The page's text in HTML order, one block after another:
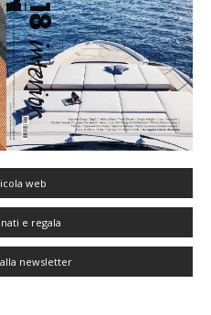
web
e regala
newsletter